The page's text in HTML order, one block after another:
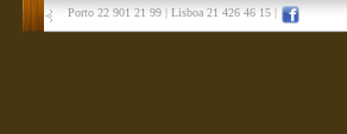
Porto 22 901 21 99 Lisboa 21 426 46 15